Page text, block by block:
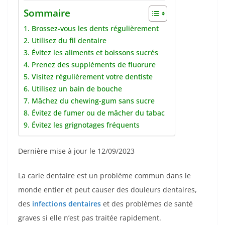
Sommaire
1. Brossez-vous les dents régulièrement
2. Utilisez du fil dentaire
3. Évitez les aliments et boissons sucrés
4. Prenez des suppléments de fluorure
5. Visitez régulièrement votre dentiste
6. Utilisez un bain de bouche
7. Mâchez du chewing-gum sans sucre
8. Évitez de fumer ou de mâcher du tabac
9. Évitez les grignotages fréquents
Dernière mise à jour le 12/09/2023
La carie dentaire est un problème commun dans le
monde entier et peut causer des douleurs dentaires,
des infections dentaires et des problèmes de santé
graves si elle n’est pas traitée rapidement.